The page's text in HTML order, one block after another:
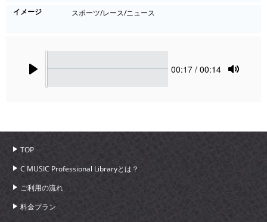
イメージ
スポーツ/レース/ニュース
Current
00:17 / 00:14
TOP
C MUSIC Professional Libraryとは？
ご利用の流れ
料金プラン